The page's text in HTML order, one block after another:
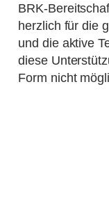
BRK-
herzlich für die
und die aktive
diese
Form nicht